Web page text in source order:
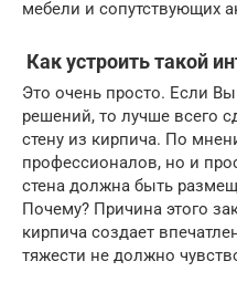
мебели и сопутствующих
Как устроить такой
Это очень просто. Если
решений, то лучше всего
стену из кирпича. По
профессионалов, но и
стена должна быть
Почему? Причина этого
кирпича создает
тяжести не должно